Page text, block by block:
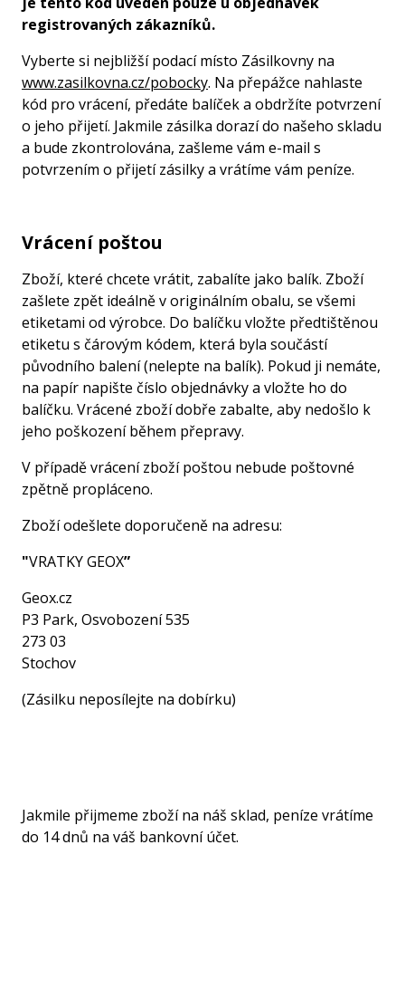
registrovaných zákazníků.
Vyberte si nejbližší podací místo Zásilkovny na
www.zasilkovna.cz/pobocky. Na přepážce nahlaste
kód pro vrácení, předáte balíček a obdržíte potvrzení
o jeho přijetí. Jakmile zásilka dorazí do našeho skladu
a bude zkontrolována, zašleme vám e-mail s
potvrzením o přijetí zásilky a vrátíme vám peníze.
Vrácení poštou
Zboží, které chcete vrátit, zabalíte jako balík. Zboží
zašlete zpět ideálně v originálním obalu, se všemi
etiketami od výrobce. Do balíčku vložte předtištěnou
etiketu s čárovým kódem, která byla součástí
původního balení (nelepte na balík). Pokud ji nemáte,
na papír napište číslo objednávky a vložte ho do
balíčku. Vrácené zboží dobře zabalte, aby nedošlo k
jeho poškození během přepravy.
V případě vrácení zboží poštou nebude poštovné
zpětně propláceno.
Zboží odešlete doporučeně na adresu:
"VRATKY GEOX”
Geox.cz
P3 Park, Osvobození 535
273 03
Stochov
(Zásilku neposílejte na dobírku)
Jakmile přijmeme zboží na náš sklad, peníze vrátíme
do 14 dnů na váš bankovní účet.